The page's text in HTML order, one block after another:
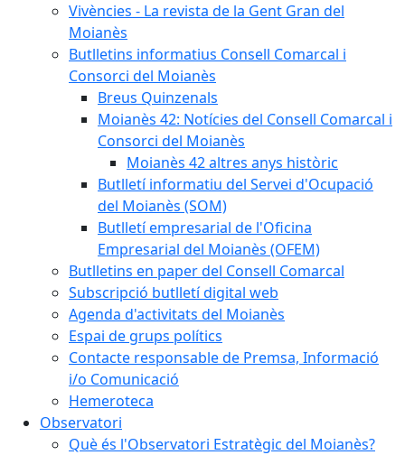
Vivències - La revista de la Gent Gran del
Moianès
Butlletins informatius Consell Comarcal i
Consorci del Moianès
Breus Quinzenals
Moianès 42: Notícies del Consell Comarcal i
Consorci del Moianès
Moianès 42 altres anys històric
Butlletí informatiu del Servei d'Ocupació
del Moianès (SOM)
Butlletí empresarial de l'Oficina
Empresarial del Moianès (OFEM)
Butlletins en paper del Consell Comarcal
Subscripció butlletí digital web
Agenda d'activitats del Moianès
Espai de grups polítics
Contacte responsable de Premsa, Informació
i/o Comunicació
Hemeroteca
Observatori
Què és l'Observatori Estratègic del Moianès?